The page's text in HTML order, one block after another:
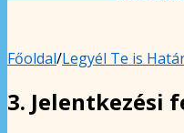
Főoldal/Legyél Te is
3. Jelentkezési